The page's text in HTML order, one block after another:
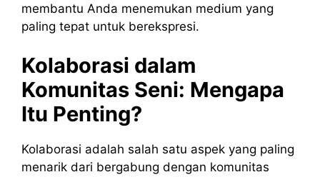
membantu Anda menemukan medium yang
paling tepat untuk berekspresi.
Kolaborasi dalam
Komunitas Seni: Mengapa
Itu Penting?
Kolaborasi adalah salah satu aspek yang paling
menarik dari bergabung dengan komunitas